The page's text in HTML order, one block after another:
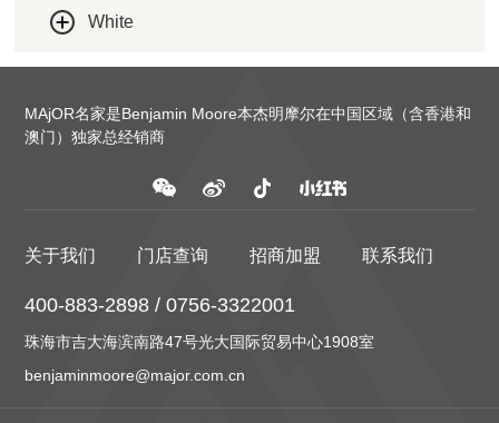
White
MAjOR名家是Benjamin Moore本杰明摩尔在中国区域（含香港和
澳门）独家总经销商
关于我们 门店查询 招商加盟 联系我们
400-883-2898 / 0756-3322001
珠海市吉大海滨南路47号光大国际贸易中心1908室
benjaminmoore@major.com.cn